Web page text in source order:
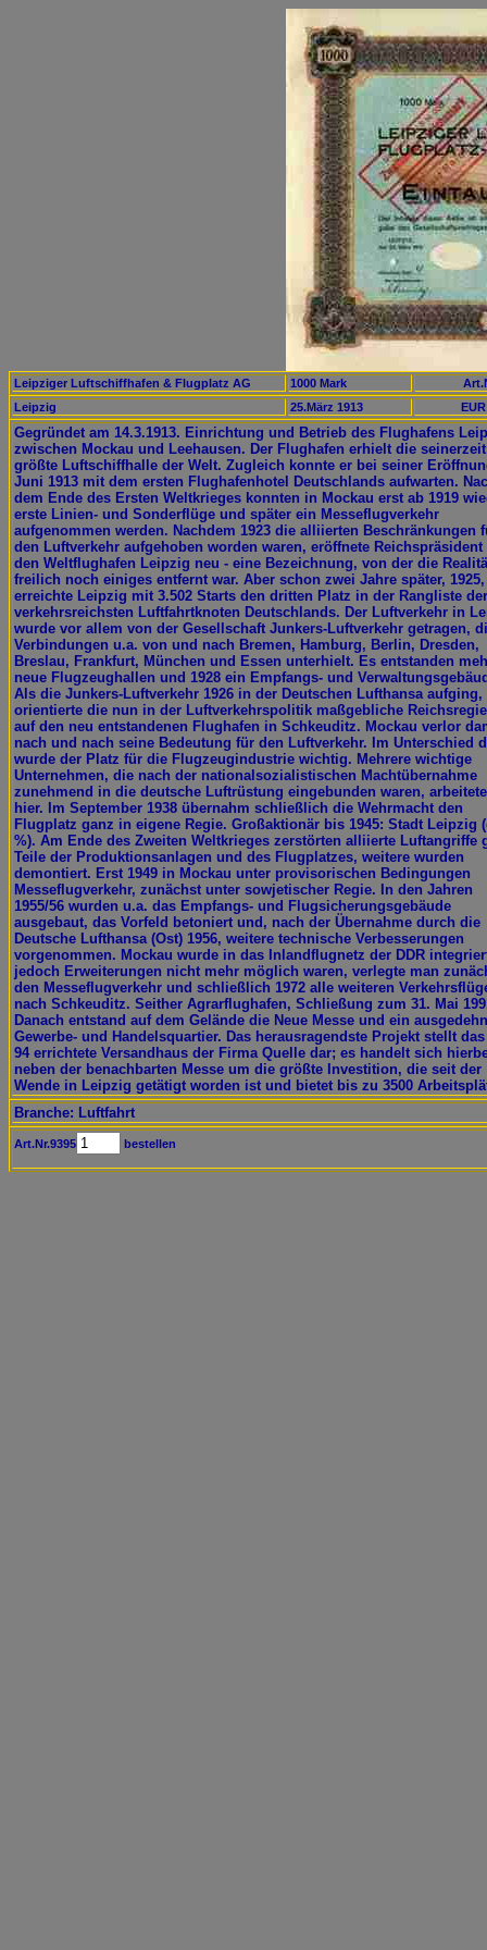
Leipziger Luftschiffhafen & Flugplatz AG 1000 Mark
Leipzig
25.März 1913
Gegründet am 14.3.1913. Einrichtung und Betrieb des Flughafens
zwischen Mockau und Leehausen. Der Flughafen erhielt die seinerzeit
größte Luftschiffhalle der Welt. Zugleich konnte er bei seiner
Juni 1913 mit dem ersten Flughafenhotel Deutschlands aufwarten.
dem Ende des Ersten Weltkrieges konnten in Mockau erst ab 1919
erste Linien- und Sonderflüge und später ein Messeflugverkehr
aufgenommen werden. Nachdem 1923 die alliierten Beschränkungen
den Luftverkehr aufgehoben worden waren, eröffnete Reichspräsident
den Weltflughafen Leipzig neu - eine Bezeichnung, von der die
freilich noch einiges entfernt war. Aber schon zwei Jahre später, 1925,
erreichte Leipzig mit 3.502 Starts den dritten Platz in der Rangliste der
verkehrsreichsten Luftfahrtknoten Deutschlands. Der Luftverkehr in
wurde vor allem von der Gesellschaft Junkers-Luftverkehr getragen,
Verbindungen u.a. von und nach Bremen, Hamburg, Berlin, Dresden,
Breslau, Frankfurt, München und Essen unterhielt. Es entstanden
neue Flugzeughallen und 1928 ein Empfangs- und
Als die Junkers-Luftverkehr 1926 in der Deutschen Lufthansa aufging,
orientierte die nun in der Luftverkehrspolitik maßgebliche
auf den neu entstandenen Flughafen in Schkeuditz. Mockau verlor
nach und nach seine Bedeutung für den Luftverkehr. Im Unterschied
wurde der Platz für die Flugzeugindustrie wichtig. Mehrere wichtige
Unternehmen, die nach der nationalsozialistischen Machtübernahme
zunehmend in die deutsche Luftrüstung eingebunden waren,
hier. Im September 1938 übernahm schließlich die Wehrmacht den
Flugplatz ganz in eigene Regie. Großaktionär bis 1945: Stadt Leipzig
%). Am Ende des Zweiten Weltkrieges zerstörten alliierte Luftangriffe
Teile der Produktionsanlagen und des Flugplatzes, weitere wurden
demontiert. Erst 1949 in Mockau unter provisorischen Bedingungen
Messeflugverkehr, zunächst unter sowjetischer Regie. In den Jahren
1955/56 wurden u.a. das Empfangs- und Flugsicherungsgebäude
ausgebaut, das Vorfeld betoniert und, nach der Übernahme durch die
Deutsche Lufthansa (Ost) 1956, weitere technische Verbesserungen
vorgenommen. Mockau wurde in das Inlandflugnetz der DDR
jedoch Erweiterungen nicht mehr möglich waren, verlegte man
den Messeflugverkehr und schließlich 1972 alle weiteren
nach Schkeuditz. Seither Agrarflughafen, Schließung zum 31. Mai
Danach entstand auf dem Gelände die Neue Messe und ein
Gewerbe- und Handelsquartier. Das herausragendste Projekt stellt das
94 errichtete Versandhaus der Firma Quelle dar; es handelt sich
neben der benachbarten Messe um die größte Investition, die seit der
Wende in Leipzig getätigt worden ist und bietet bis zu 3500
Branche: Luftfahrt
Art.Nr.9395 bestellen